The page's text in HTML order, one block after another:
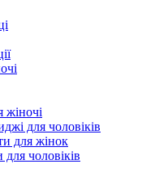
жіночі
для чоловіків
для жінок
чоловіків